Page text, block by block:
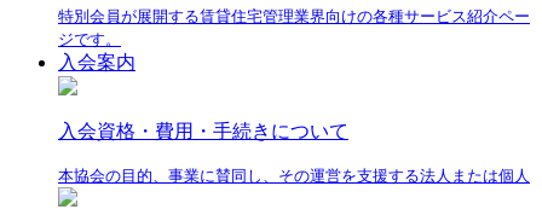
特別会員が展開する賃貸住宅管理業界向けの各種サービス紹介ペー
ジです。
入会案内
入会資格・費用・手続きについて
本協会の目的、事業に賛同し、その運営を支援する法人または個人